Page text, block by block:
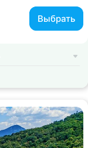
Выбрать